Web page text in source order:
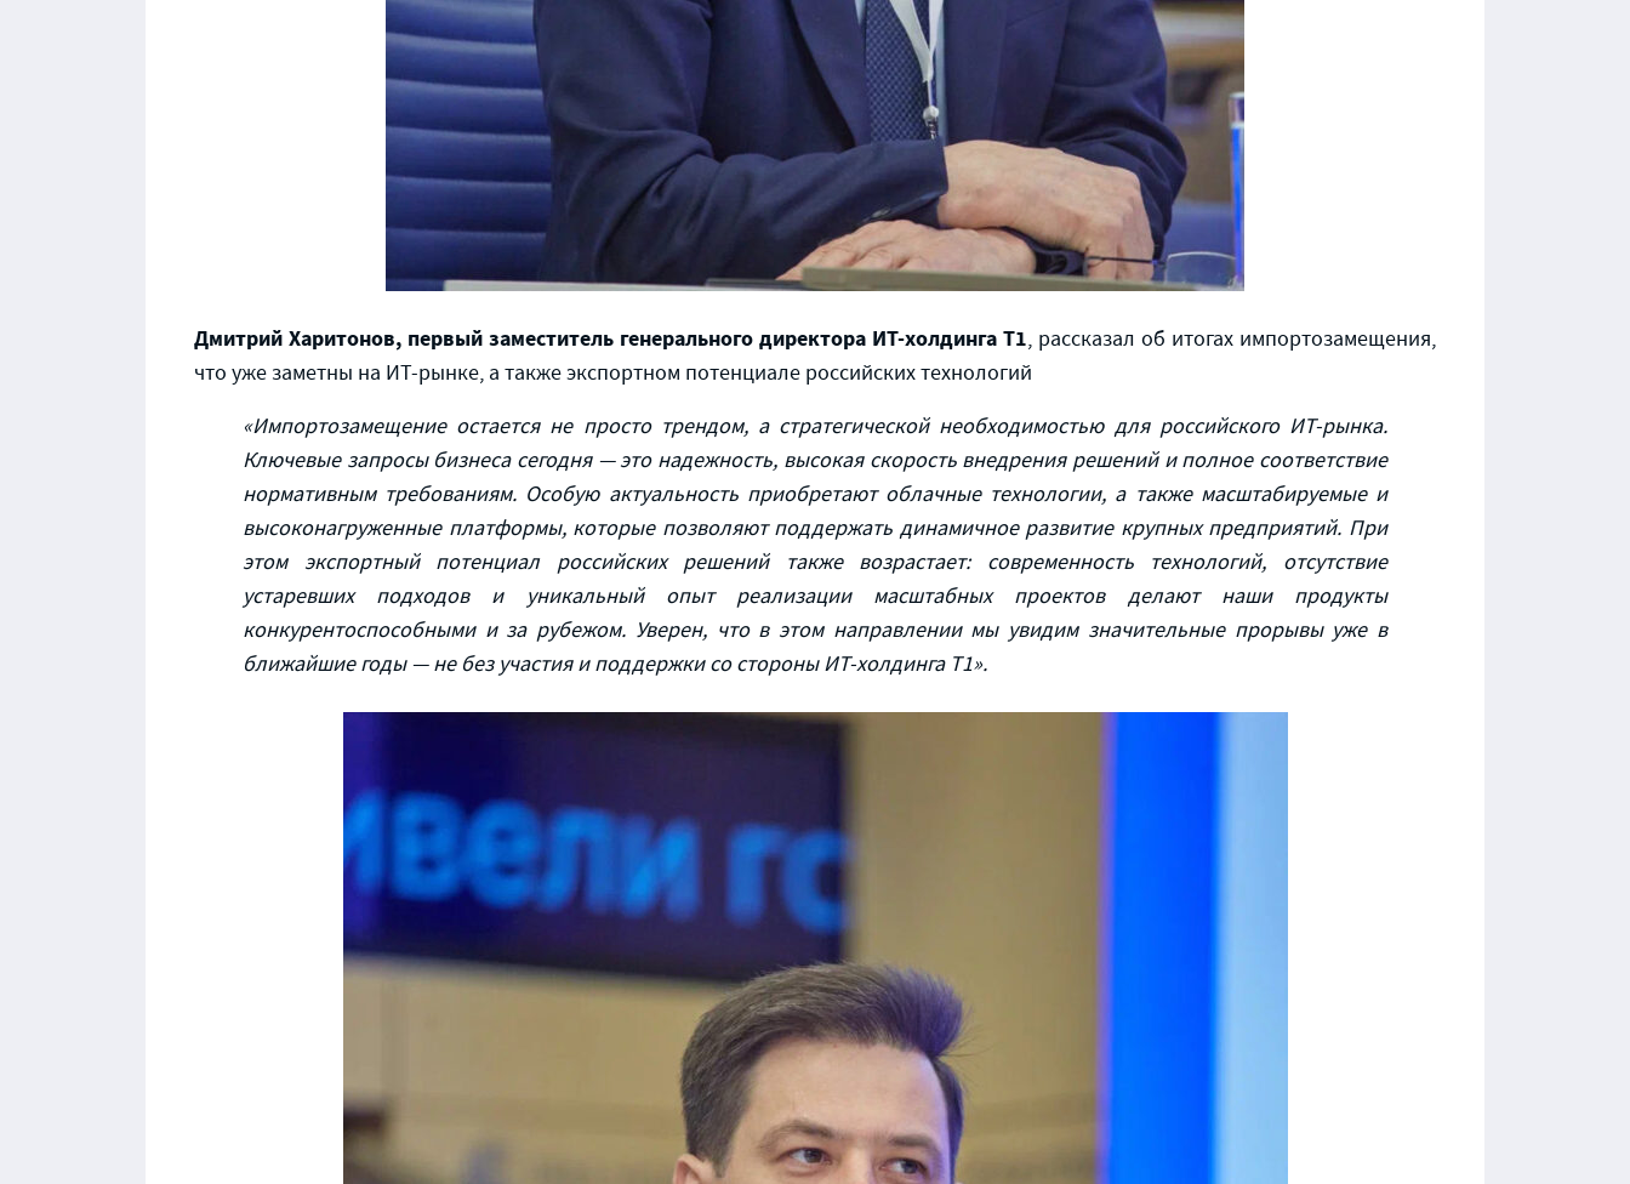
Дмитрий Харитонов, первый заместитель генерального директора ИТ-холдинга Т1, рассказал об итогах импортозамещения,
что уже заметны на ИТ-рынке, а также экспортном потенциале российских технологий
«Импортозамещение остается не просто трендом, а стратегической необходимостью для российского ИТ-рынка.
Ключевые запросы бизнеса сегодня — это надежность, высокая скорость внедрения решений и полное соответствие
нормативным требованиям. Особую актуальность приобретают облачные технологии, а также масштабируемые и
высоконагруженные платформы, которые позволяют поддержать динамичное развитие крупных предприятий. При
этом экспортный потенциал российских решений также возрастает: современность технологий, отсутствие
устаревших подходов и уникальный опыт реализации масштабных проектов делают наши продукты
конкурентоспособными и за рубежом. Уверен, что в этом направлении мы увидим значительные прорывы уже в
ближайшие годы — не без участия и поддержки со стороны ИТ-холдинга Т1».